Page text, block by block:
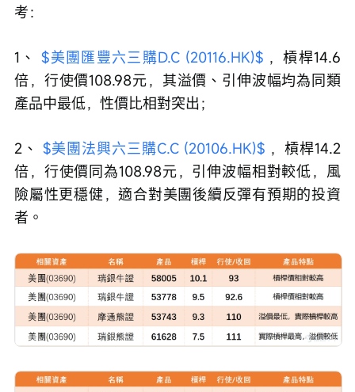
考：
1、 $美團匯豐六三購D.C (20116.HK)$ ，槓桿14.6
倍，行使價108.98元，其溢價、引伸波幅均為同類
產品中最低，性價比相對突出；
2、 $美團法興六三購C.C (20106.HK)$ ，槓桿14.2
倍，行使價同為108.98元，引伸波幅相對較低，風
險屬性更穩健，適合對美團後續反彈有預期的投資
者。